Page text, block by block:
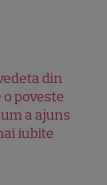
din
o poveste
a ajuns
iubite